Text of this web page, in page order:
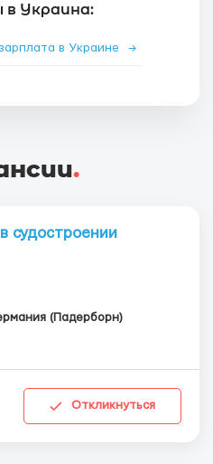
Украина:
в Украине →
.
судостроении
(Падерборн)
Откликнуться